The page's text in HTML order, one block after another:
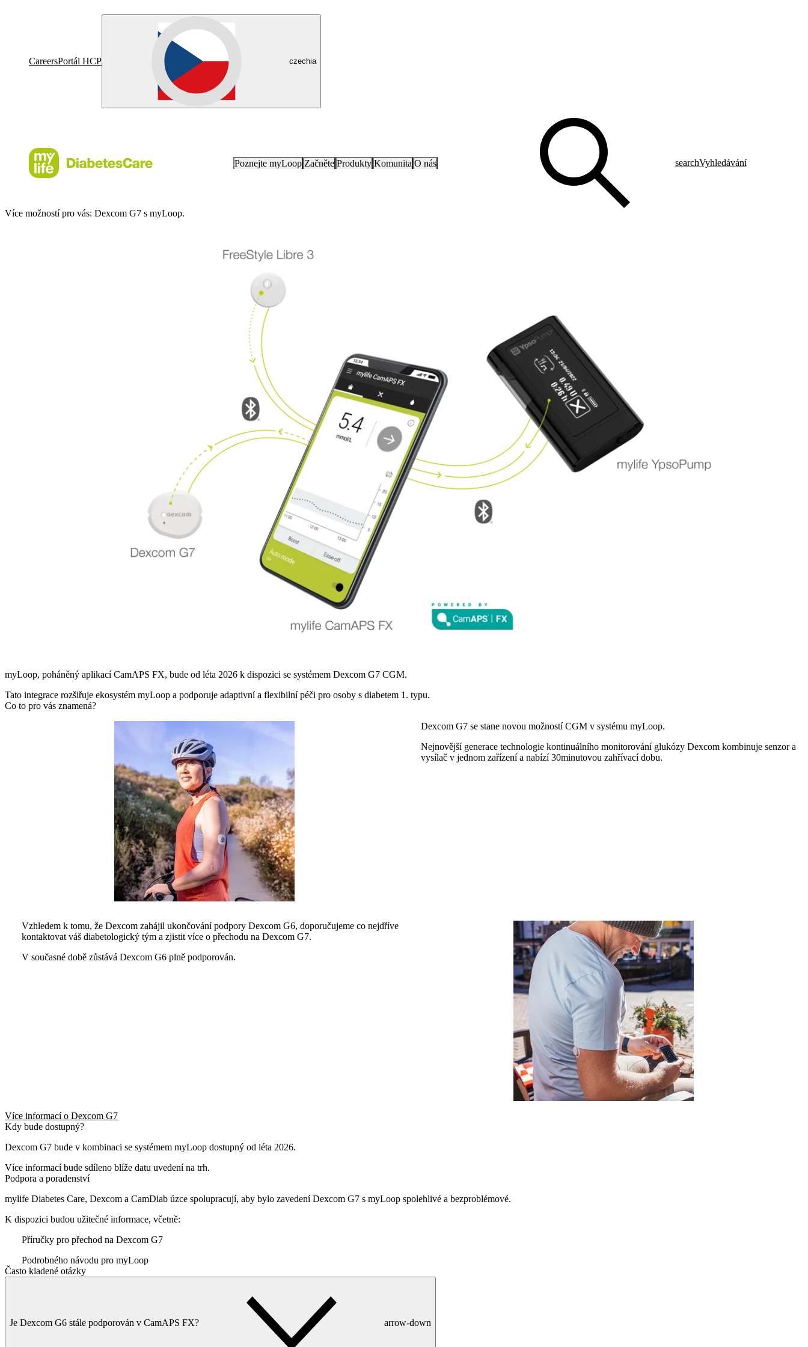
CareersPortál HCP czechia
Poznejte myLoop Začněte Produkty Komunita O nás searchVyhledávání
Více možností pro vás: Dexcom G7 s myLoop.
myLoop, poháněný aplikací CamAPS FX, bude od léta 2026 k dispozici se systémem Dexcom G7 CGM.
Tato integrace rozšiřuje ekosystém myLoop a podporuje adaptivní a flexibilní péči pro osoby s diabetem 1. typu.
Co to pro vás znamená?
Dexcom G7 se stane novou možností CGM v systému myLoop.
Nejnovější generace technologie kontinuálního monitorování glukózy Dexcom kombinuje senzor a
vysílač v jednom zařízení a nabízí 30minutovou zahřívací dobu.
Vzhledem k tomu, že Dexcom zahájil ukončování podpory Dexcom G6, doporučujeme co nejdříve
kontaktovat váš diabetologický tým a zjistit více o přechodu na Dexcom G7.
V současné době zůstává Dexcom G6 plně podporován.
Více informací o Dexcom G7
Kdy bude dostupný?
Dexcom G7 bude v kombinaci se systémem myLoop dostupný od léta 2026.
Více informací bude sdíleno blíže datu uvedení na trh.
Podpora a poradenství
mylife Diabetes Care, Dexcom a CamDiab úzce spolupracují, aby bylo zavedení Dexcom G7 s myLoop spolehlivé a bezproblémové.
K dispozici budou užitečné informace, včetně:
Příručky pro přechod na Dexcom G7
Podrobného návodu pro myLoop
Často kladené otázky
Je Dexcom G6 stále podporován v CamAPS FX? arrow-down